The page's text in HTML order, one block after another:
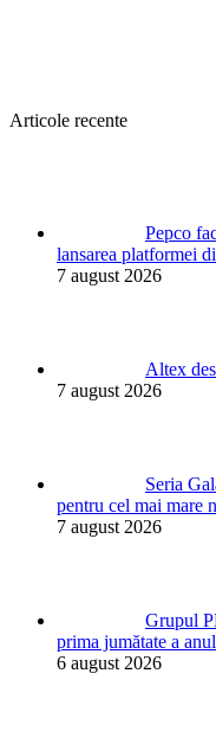
Articole recente
Pepco
lansarea platformei
7 august 2026
Altex
7 august 2026
Seria
pentru cel mai mare
7 august 2026
Grupul
prima jumătate a
6 august 2026